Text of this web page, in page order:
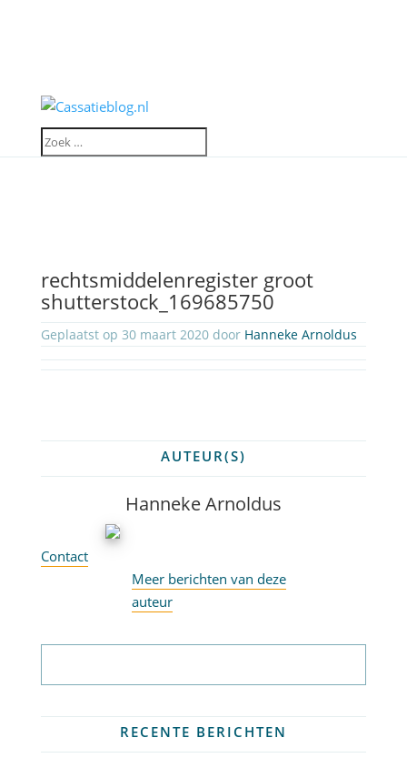
rechtsmiddelenregister groot
shutterstock_169685750
Geplaatst op 30 maart 2020 door Hanneke Arnoldus
AUTEUR(S)
Hanneke Arnoldus
Contact
Meer berichten van deze
auteur
RECENTE BERICHTEN